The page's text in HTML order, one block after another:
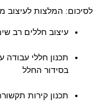
לסיכום: המלצות
עיצוב חללים רב
תכנון חללי עבודה
בסידור החלל
תכנון קירות